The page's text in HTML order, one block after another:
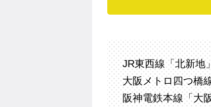
JR東西線「北新地
大阪メトロ四つ橋
阪神電鉄本線「大